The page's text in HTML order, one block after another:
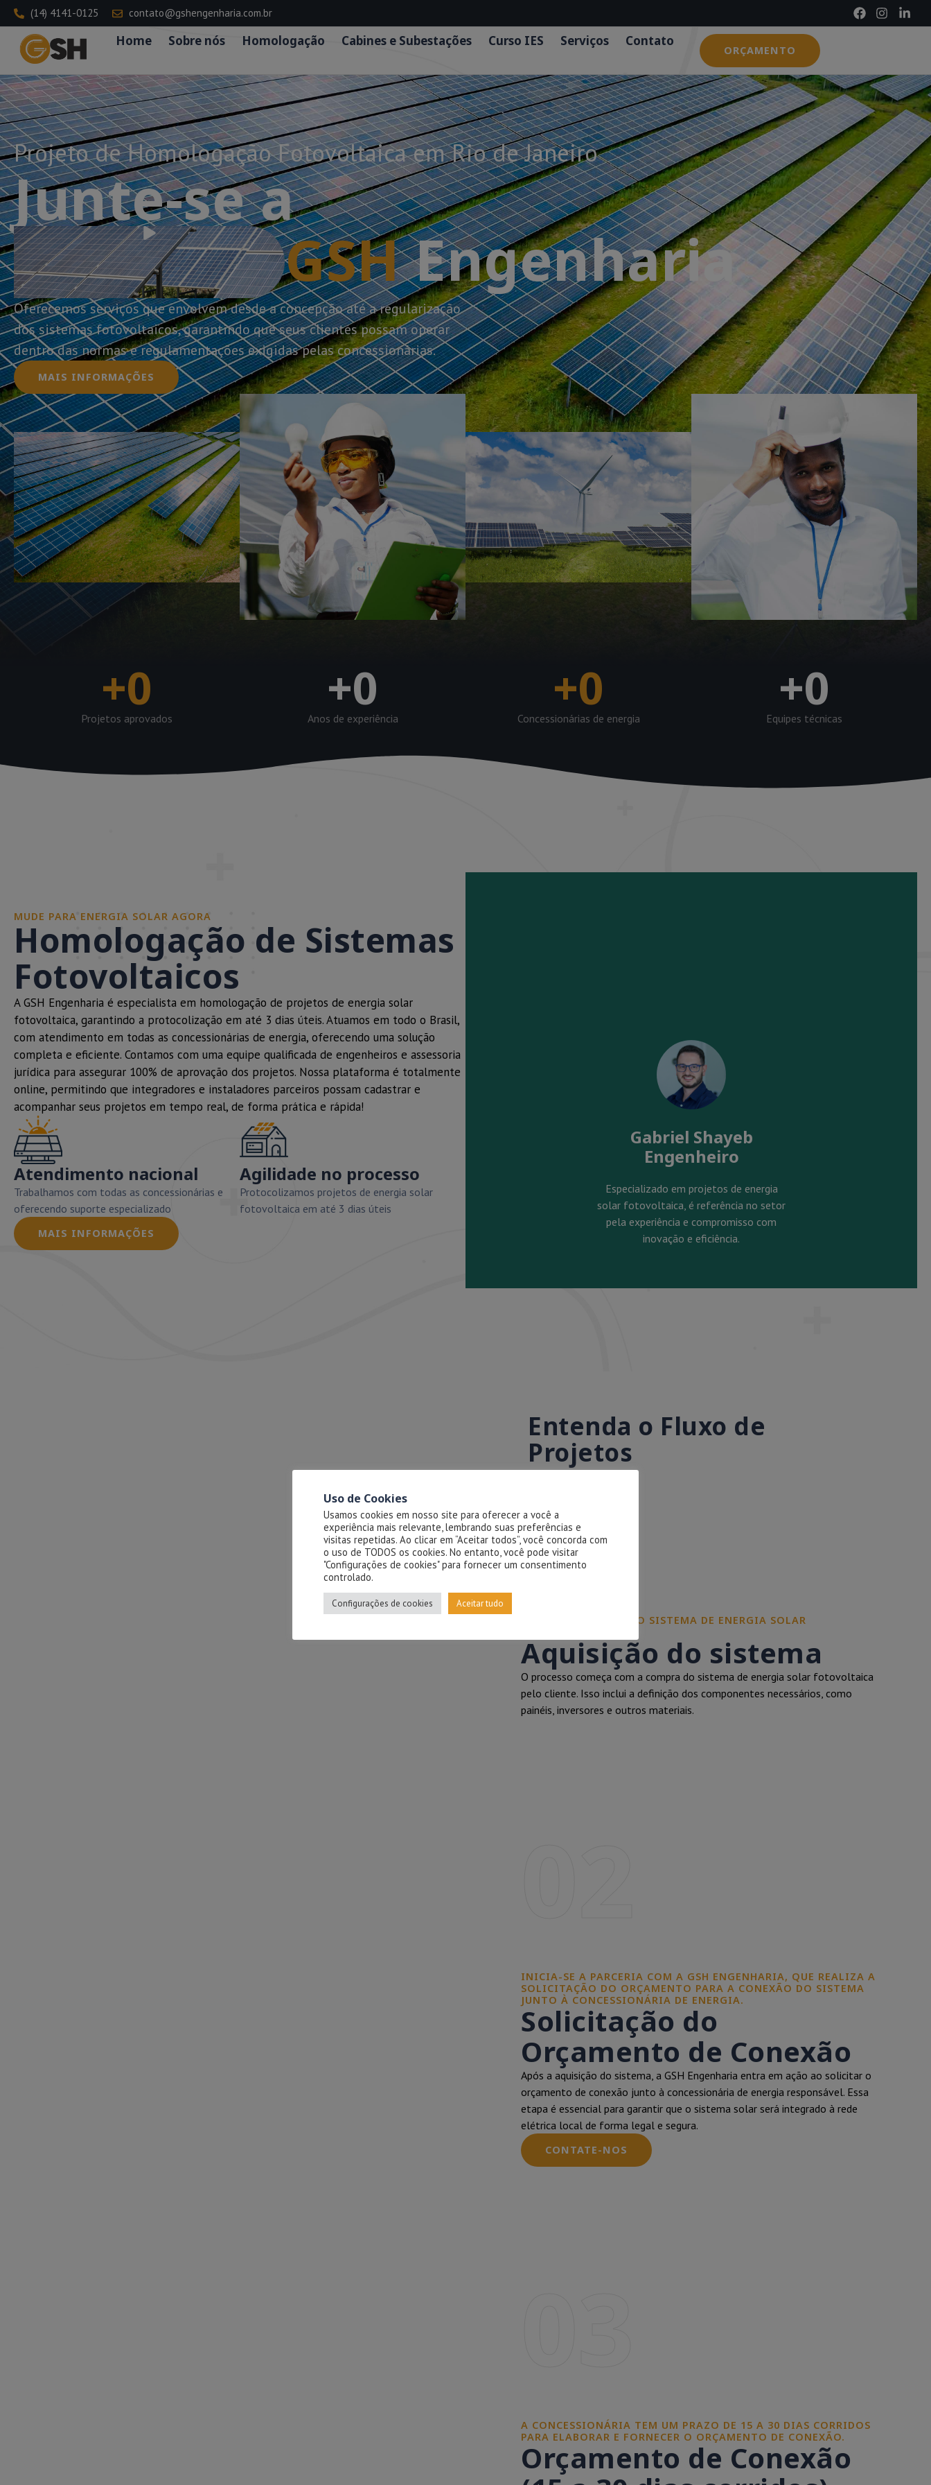
(14) 4141-0125 contato@gshengenharia.com.br
Home Sobre nós Homologação Cabines e Subestações Curso IES Serviços Contato
ORÇAMENTO
Projeto de Homologação Fotovoltaica em Rio de Janeiro
Junte-se a
GSHEngenharia
Oferecemos serviços que envolvem desde a concepção até a regularização
dos sistemas fotovoltaicos, garantindo que seus clientes possam operar
dentro das normas e regulamentações exigidas pelas concessionárias.
MAIS INFORMAÇÕES
+0
Projetos aprovados
+0
Anos de experiência
+0
Concessionárias de energia
+0
Equipes técnicas
MUDE PARA ENERGIA SOLAR AGORA
Homologação de Sistemas
Fotovoltaicos
A GSH Engenharia é especialista em homologação de projetos de energia solar
fotovoltaica, garantindo a protocolização em até 3 dias úteis. Atuamos em todo o Brasil,
com atendimento em todas as concessionárias de energia, oferecendo uma solução
completa e eficiente. Contamos com uma equipe qualificada de engenheiros e assessoria
jurídica para assegurar 100% de aprovação dos projetos. Nossa plataforma é totalmente
online, permitindo que integradores e instaladores parceiros possam cadastrar e
acompanhar seus projetos em tempo real, de forma prática e rápida!
Atendimento nacional
Trabalhamos com todas as concessionárias e
oferecendo suporte especializado
Agilidade no processo
Protocolizamos projetos de energia solar
fotovoltaica em até 3 dias úteis
MAIS INFORMAÇÕES
Gabriel Shayeb
Engenheiro
Especializado em projetos de energia
solar fotovoltaica, é referência no setor
pela experiência e compromisso com
inovação e eficiência.
Entenda o Fluxo de
Projetos
01
O CLIENTE ADQUIRE O SISTEMA DE ENERGIA SOLAR
Aquisição do sistema
O processo começa com a compra do sistema de energia solar fotovoltaica
pelo cliente. Isso inclui a definição dos componentes necessários, como
painéis, inversores e outros materiais.
INICIA-SE A PARCERIA COM A GSH ENGENHARIA, QUE REALIZA A
SOLICITAÇÃO DO ORÇAMENTO PARA A CONEXÃO DO SISTEMA
JUNTO À CONCESSIONÁRIA DE ENERGIA.
Solicitação do
Orçamento de Conexão
Após a aquisição do sistema, a GSH Engenharia entra em ação ao solicitar o
orçamento de conexão junto à concessionária de energia responsável. Essa
etapa é essencial para garantir que o sistema solar será integrado à rede
elétrica local de forma legal e segura.
CONTATE-NOS
A CONCESSIONÁRIA TEM UM PRAZO DE 15 A 30 DIAS CORRIDOS
PARA ELABORAR E FORNECER O ORÇAMENTO DE CONEXÃO.
Orçamento de Conexão
Uso de Cookies
Usamos cookies em nosso site para oferecer a você a
experiência mais relevante, lembrando suas preferências e
visitas repetidas. Ao clicar em “Aceitar todos”, você concorda com
o uso de TODOS os cookies. No entanto, você pode visitar
"Configurações de cookies" para fornecer um consentimento
controlado.
Configurações de cookies Aceitar tudo